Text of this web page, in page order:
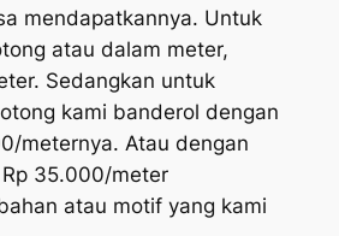
mendapatkannya. Untuk
atau dalam meter,
Sedangkan untuk
kami banderol dengan
meternya. Atau dengan
35.000/meter
atau motif yang kami